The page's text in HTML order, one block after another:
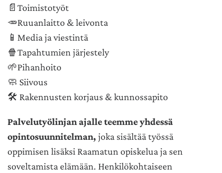
📄Toimistotyöt
🥕Ruuanlaitto & leivonta
📱Media ja viestintä
🍿Tapahtumien järjestely
🌱Pihanhoito
🧼 Siivous
🛠️ Rakennustenkorjaus & kunnossapito
Palvelutyölinjan ajalle teemme yhdessä
opintosuunnitelman, joka sisältää työssä
oppimisen lisäksi Raamatun opiskelua ja sen
soveltamista elämään. Henkilökohtaiseen